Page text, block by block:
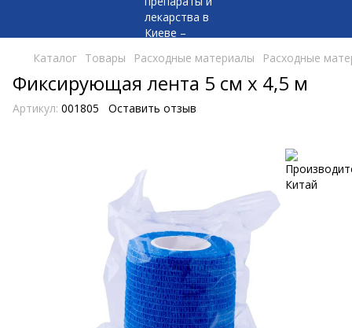
Каталог Товары Расходные материалы Расходные
Фиксирующая лента 5 см х 4,5 м
Артикул: 001805 Оставить отзыв